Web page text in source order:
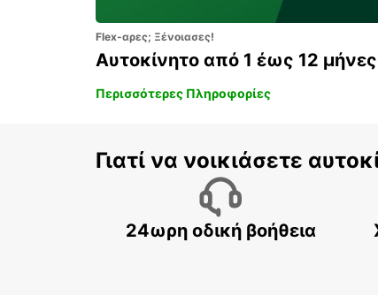
Flex-αρες; Ξένοιασες!
Αυτοκίνητο από 1 έως 12
Περισσότερες Πληροφορίες
Γιατί να νοικιάσετε
24ωρη οδική βοήθεια